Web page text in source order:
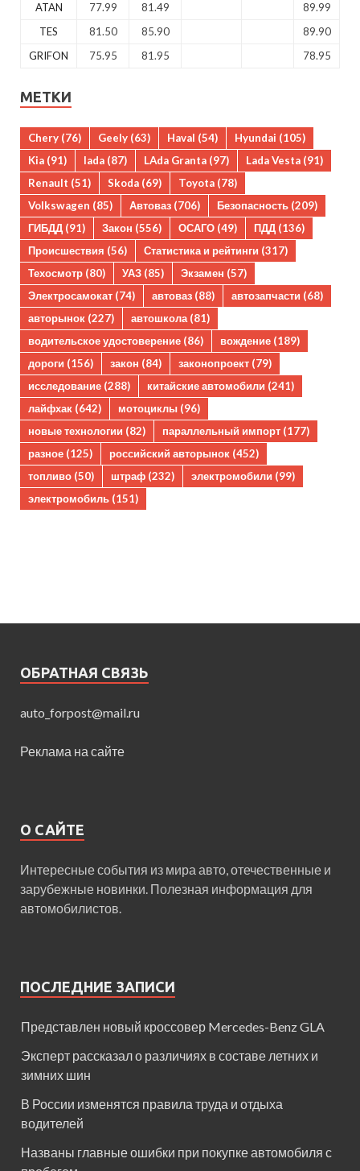
ATAN 77.99 81.49
89.99
TES
81.50 85.90
89.90
GRIFON
75.95 81.95 78.95
МЕТКИ
Chery (76) Geely (63) Haval (54) Hyundai (105)
Kia (91) lada (87) LAda Granta (97) Lada Vesta (91)
Renault (51) Skoda (69) Toyota (78)
Volkswagen (85) Автоваз (706) Безопасность (209)
ГИБДД (91) Закон (556) ОСАГО (49) ПДД (136)
Происшествия (56) Статистика и рейтинги (317)
Техосмотр (80) УАЗ (85) Экзамен (57)
Электросамокат (74) автоваз (88) автозапчасти (68)
авторынок (227) автошкола(81)
водительское удостоверение (86) вождение (189)
дороги (156) закон (84) законопроект (79)
исследование (288) китайские автомобили (241)
лайфхак (642) мотоциклы (96)
новые технологии (82) параллельный импорт (177)
разное (125) российский авторынок (452)
топливо (50) штраф (232) электромобили (99)
электромобиль (151)
ОБРАТНАЯ СВЯЗЬ
auto_forpost@mail.ru
Реклама на сайте
О САЙТЕ
Интересные события из мира авто, отечественные и
зарубежные новинки. Полезная информация для
автомобилистов.
ПОСЛЕДНИЕ ЗАПИСИ
Представлен новый кроссовер Mercedes-Benz GLA
Эксперт рассказал о различиях в составе летних и
зимних шин
В России изменятся правила труда и отдыха
водителей
Названы главные ошибки при покупке автомобиля с